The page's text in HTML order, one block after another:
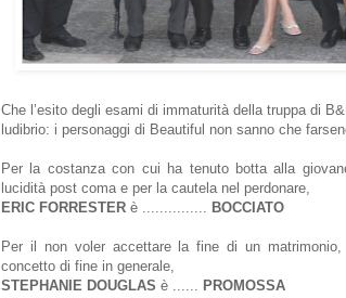
Che l’esito degli esami di immaturità della truppa di
ludibrio: i personaggi di Beautiful non sanno che
Per la costanza con cui ha tenuto botta alla
lucidità post coma e per la cautela nel perdonare,
ERIC FORRESTER è ... BOCCIATO
Per il non voler accettare la fine di un
concetto di fine in generale,
STEPHANIE DOUGLAS è ... PROMOSSA